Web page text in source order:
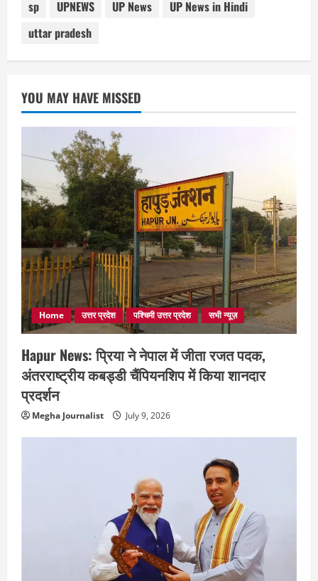
sp
UPNEWS UP News
UP News in Hindi
uttar pradesh
YOU MAY HAVE MISSED
Home उत्तर प्रदेश पश्चिमी उत्तर प्रदेश सभी न्यूज़
Hapur News: प्रिया ने नेपाल में जीता रजत पदक,
अंतरराष्ट्रीय कबड्डी चैंपियनशिप में किया शानदार
प्रदर्शन
Megha Journalist July 9, 2026